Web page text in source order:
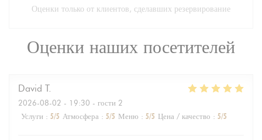
Оценки наших посетителей
David T
2026-08-02 - 19:30 - гости 2
Услуги : 5/5 Атмосфера : 5/5 Меню : 5/5 Цена / качество : 5/5
Оценки только от клиентов, сделавших резервирование